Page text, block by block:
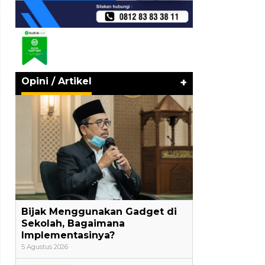
Opini / Artikel +
Bijak Menggunakan Gadget di
Sekolah, Bagaimana
Implementasinya?
5 Agustus 2026